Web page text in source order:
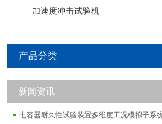
加速度冲击试验机
产品分类
新闻资讯
电容器耐久性试验装置多维度工况模拟子系